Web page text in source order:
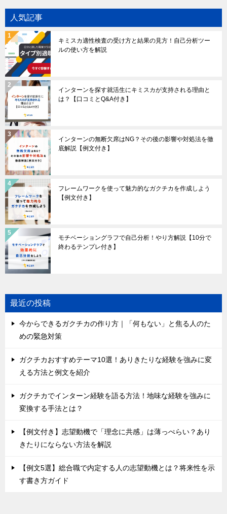
人気記事
キミスカ適性検査の受け方と結果の見方！自己分析ツー
ルの使い方を解説
インターンを探す就活生にキミスカが支持される理由と
は？【口コミとQ&A付き】
インターンの無断欠席はNG？その後の影響や対処法を徹
底解説【例文付き】
フレームワークを使って魅力的なガクチカを作成しよう
【例文付き】
モチベーショングラフで自己分析！やり方解説【10分で
終わるテンプレ付き】
最近の投稿
今からできるガクチカの作り方｜「何もない」と焦る人のた
めの緊急対策
ガクチカおすすめテーマ10選！ありきたりな経験を強みに変
える方法と例文を紹介
ガクチカでインターン経験を語る方法！地味な経験を強みに
変換する手法とは？
【例文付き】志望動機で「理念に共感」は薄っぺらい？あり
きたりにならない方法を解説
【例文5選】総合職で内定する人の志望動機とは？将来性を示
す書き方ガイド